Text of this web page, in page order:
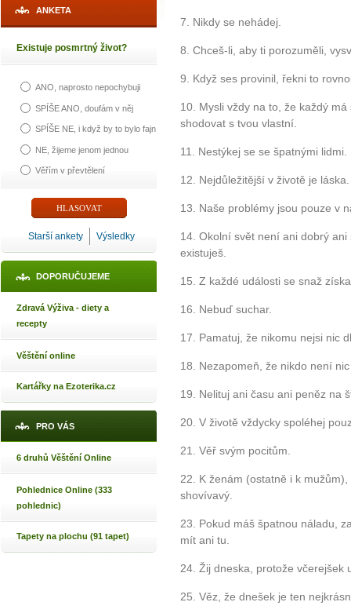
ANKETA
Existuje posmrtný život?
ANO, naprosto nepochybuji
SPÍŠE ANO, doufám v něj
SPÍŠE NE, i když by to bylo fajn
NE, žijeme jenom jednou
Věřím v převtělení
Starší ankety Výsledky
DOPORUČUJEME
Zdravá Výživa - diety a
recepty
Věštění online
Kartářky na Ezoterika.cz
PRO VÁS
6 druhů Věštění Online
Pohlednice Online (333
pohlednic)
Tapety na plochu (91 tapet)
7. Nikdy se nehádej.
8. Chceš-li, aby ti porozuměli,
9. Když ses provinil, řekni to
10. Mysli vždy na to, že každý
shodovat s tvou vlastní.
11. Nestýkej se se špatnými lidmi.
12. Nejdůležitější v životě je
13. Naše problémy jsou pouze v
14. Okolní svět není ani dobrý
existuješ.
15. Z každé události se snaž
16. Nebuď suchar.
17. Pamatuj, že nikomu nejsi nic
18. Nezapomeň, že nikdo není
19. Nelituj ani času ani peněz na
20. V životě vždycky spoléhej
21. Věř svým pocitům.
22. K ženám (ostatně i k
shovívavý.
23. Pokud máš špatnou náladu,
mít ani tu.
24. Žij dneska, protože
25. Věz, že dnešek je ten